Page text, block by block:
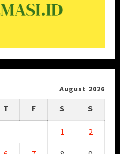
August 2026
T F S S
1 2